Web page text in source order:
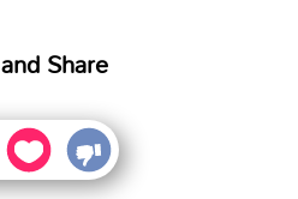
Share